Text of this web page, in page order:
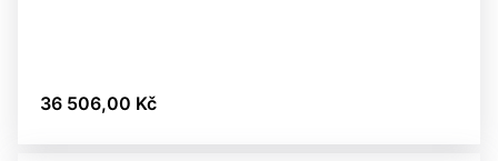
36 506,00 Kč